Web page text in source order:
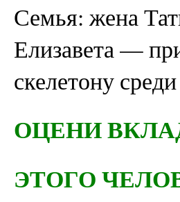
Семья: жена
Елизавета —
скелетону
ОЦЕНИ
ЭТОГО